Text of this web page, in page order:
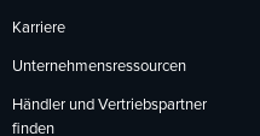
Karriere
Unternehmensressourcen
Händler und Vertriebspartner
finden